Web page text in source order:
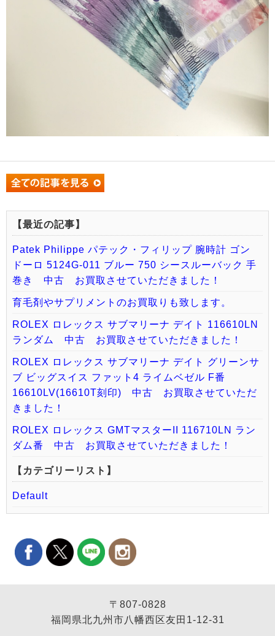
【最近の記事】
Patek Philippe パテック・フィリップ 腕時計 ゴン
ドーロ 5124G-011 ブルー 750 シースルーバック 手
巻き 中古 お買取させていただきました！
育毛剤やサプリメントのお買取りも致します。
ROLEX ロレックス サブマリーナ デイト 116610LN
ランダム 中古 お買取させていただきました！
ROLEX ロレックス サブマリーナ デイト グリーンサ
ブ ビッグスイス ファット4 ライムベゼル F番
16610LV(16610T刻印) 中古 お買取させていただ
きました！
ROLEX ロレックス GMTマスターII 116710LN ラン
ダム番 中古 お買取させていただきました！
【カテゴリーリスト】
Default
〒807-0828
福岡県北九州市八幡西区友田1-12-31